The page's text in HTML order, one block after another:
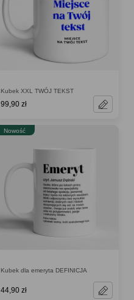
Kubek XXL TWÓJ TEKST
99,90 zł
Nowość
Kubek dla emeryta DEFINICJA
44,90 zł